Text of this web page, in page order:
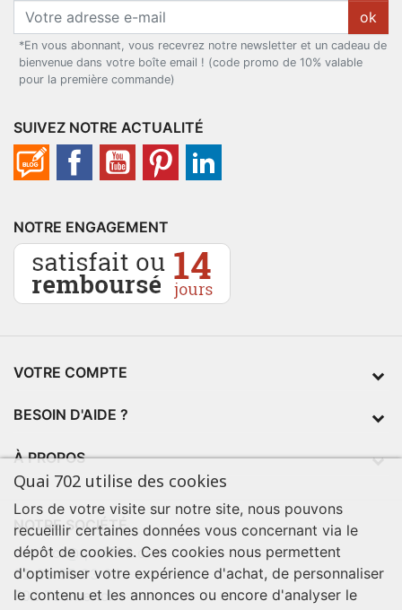
ok
*En vous abonnant, vous recevrez notre newsletter et un cadeau de
bienvenue dans votre boîte email ! (code promo de 10% valable
pour la première commande)
SUIVEZ NOTRE ACTUALITÉ
NOTRE ENGAGEMENT
VOTRE COMPTE
BESOIN D'AIDE ?
À PROPOS
NOTRE SOCIÉTÉ
contact@quai702.com
02 98 55 93 94
702 Tourne-Ici
Quai 702 utilise des cookies
Lors de votre visite sur notre site, nous pouvons
recueillir certaines données vous concernant via le
dépôt de cookies. Ces cookies nous permettent
d'optimiser votre expérience d'achat, de personnaliser
le contenu et les annonces ou encore d'analyser le